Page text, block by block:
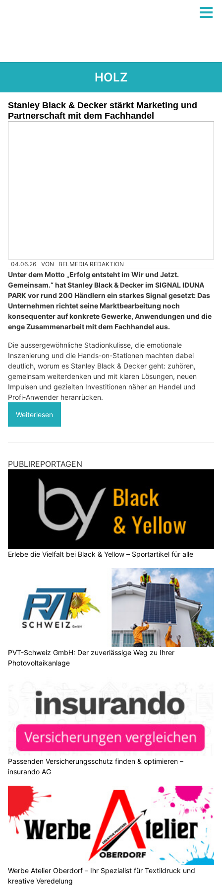
HOLZ
Stanley Black & Decker stärkt Marketing und
Partnerschaft mit dem Fachhandel
04.06.26 VON BELMEDIA REDAKTION
Unter dem Motto „Erfolg entsteht im Wir und Jetzt.
Gemeinsam.“ hat Stanley Black & Decker im SIGNAL IDUNA
PARK vor rund 200 Händlern ein starkes Signal gesetzt: Das
Unternehmen richtet seine Marktbearbeitung noch
konsequenter auf konkrete Gewerke, Anwendungen und die
enge Zusammenarbeit mit dem Fachhandel aus.
Die aussergewöhnliche Stadionkulisse, die emotionale
Inszenierung und die Hands-on-Stationen machten dabei
deutlich, worum es Stanley Black & Decker geht: zuhören,
gemeinsam weiterdenken und mit klaren Lösungen, neuen
Impulsen und gezielten Investitionen näher an Handel und
Profi-Anwender heranrücken.
Weiterlesen
PUBLIREPORTAGEN
Erlebe die Vielfalt bei Black & Yellow – Sportartikel für alle
PVT-Schweiz GmbH: Der zuverlässige Weg zu Ihrer
Photovoltaikanlage
Passenden Versicherungsschutz finden & optimieren –
insurando AG
Werbe Atelier Oberdorf – Ihr Spezialist für Textildruck und
kreative Veredelung